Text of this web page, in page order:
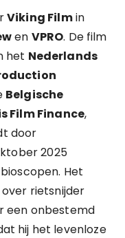
Viking Filmin
en VPRO. De film
het Nederlands
Belgische
Film Finance,
door
2025
Het
rietsnijder
een onbestemd
hij het levenloze